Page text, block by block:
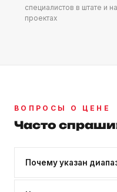
специалистов в штате и на
проектах
ВОПРОСЫ О ЦЕНЕ
Часто
Почему указан